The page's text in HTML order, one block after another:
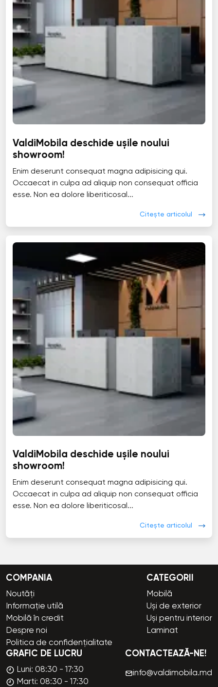
ValdiMobila deschide ușile noului
showroom!
Enim deserunt consequat magna adipisicing qui.
Occaecat in culpa ad aliquip non consequat officia
esse. Non ea dolore liberiticosal...
Citește articolul
ValdiMobila deschide ușile noului
showroom!
Enim deserunt consequat magna adipisicing qui.
Occaecat in culpa ad aliquip non consequat officia
esse. Non ea dolore liberiticosal...
Citește articolul
COMPANIA
Noutăți
Informație utilă
Mobilă în credit
Despre noi
Politica de confidențialitate
CATEGORII
Mobilă
Uși de exterior
Uși pentru interior
Laminat
GRAFIC DE LUCRU
Luni: 08:30 - 17:30
Marti: 08:30 - 17:30
CONTACTEAZĂ-NE!
info@valdimobila.md